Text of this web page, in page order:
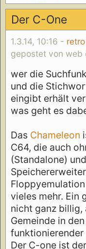
Der C-One
1.3.14, 10:16 -
gepostet von web
wer die
und die
eingibt erhält
was geht es
Das Chameleon
C64, die auch
(Standalone)
vieles mehr. Ein
nicht ganz billig,
Gemeinde in
funktionierender
Der C-one ist